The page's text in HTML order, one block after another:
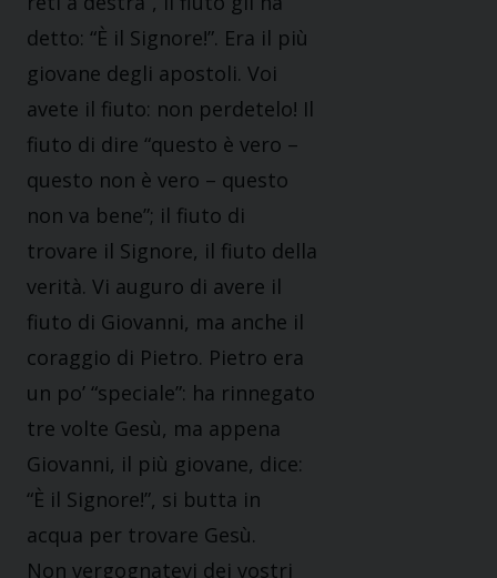
detto: “È il Signore!”. Era il più
giovane degli apostoli. Voi
avete il fiuto: non perdetelo! Il
fiuto di dire “questo è vero –
questo non è vero – questo
non va bene”; il fiuto di
trovare il Signore, il fiuto della
verità. Vi auguro di avere il
fiuto di Giovanni, ma anche il
coraggio di Pietro. Pietro era
un po’ “speciale”: ha rinnegato
tre volte Gesù, ma appena
Giovanni, il più giovane, dice:
“È il Signore!”, si butta in
acqua per trovare Gesù.
Non vergognatevi dei vostri